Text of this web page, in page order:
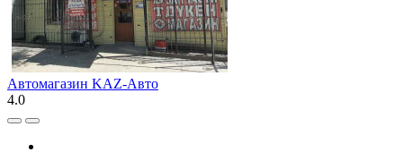
Автомагазин KAZ-Авто
4.0